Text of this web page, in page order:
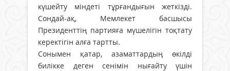
күшейту міндеті тұрғандығын жеткізді.
Сондай-ақ, Мемлекет басшысы
Президенттің партияға мүшелігін тоқтату
керектігін алға тартты.
Сонымен қатар, азаматтардың өкілді
билікке деген сенімін нығайту үшін